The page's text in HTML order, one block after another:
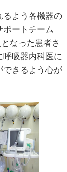
るよう各機器の
ポートチーム
なった患者さ
呼吸器内科医に
できるよう心が